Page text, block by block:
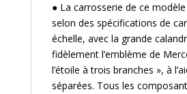
● La carrosserie de ce
selon des spécifications de
échelle, avec la grande
fidèlement l’emblème de
l’étoile à trois branches », à
séparées. Tous les